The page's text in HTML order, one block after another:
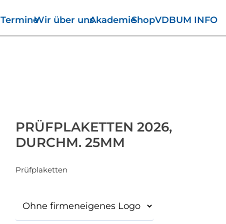
TermineWir über unsAkademieShopVDBUM INFO
PRÜFPLAKETTEN 2026,
DURCHM. 25MM
Prüfplaketten